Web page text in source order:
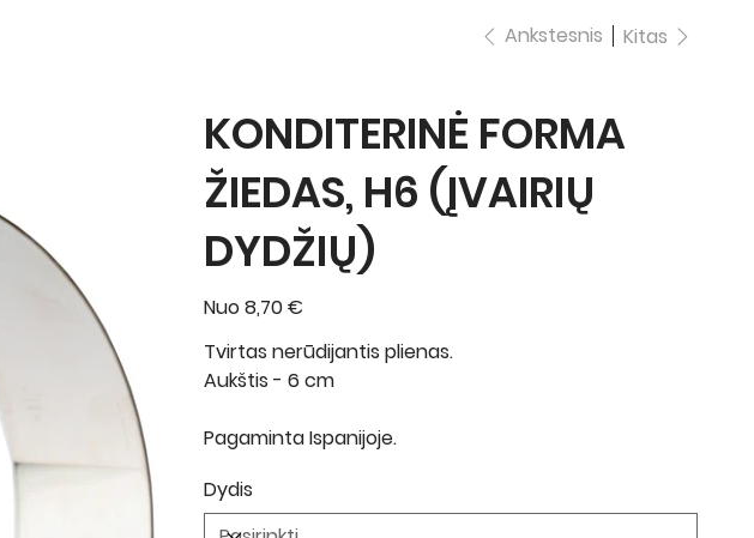
Ankstesnis Kitas
KONDITERINĖ FORMA
ŽIEDAS, H6 (ĮVAIRIŲ
DYDŽIŲ)
Nuo Kaina
8,70 €
Tvirtas nerūdijantis plienas.
Aukštis - 6 cm
Pagaminta Ispanijoje.
Dydis